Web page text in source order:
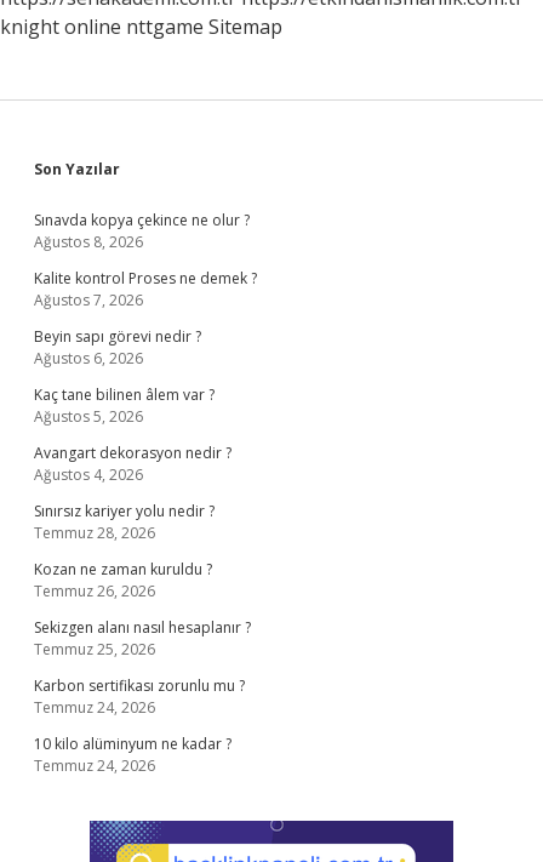
knight online nttgame Sitemap
Sidebar
Son Yazılar
Sınavda kopya çekince ne olur ?
Ağustos 8, 2026
Kalite kontrol Proses ne demek ?
Ağustos 7, 2026
Beyin sapı görevi nedir ?
Ağustos 6, 2026
Kaç tane bilinen âlem var ?
Ağustos 5, 2026
Avangart dekorasyon nedir ?
Ağustos 4, 2026
Sınırsız kariyer yolu nedir ?
Temmuz 28, 2026
Kozan ne zaman kuruldu ?
Temmuz 26, 2026
Sekizgen alanı nasıl hesaplanır ?
Temmuz 25, 2026
Karbon sertifikası zorunlu mu ?
Temmuz 24, 2026
10 kilo alüminyum ne kadar ?
Temmuz 24, 2026